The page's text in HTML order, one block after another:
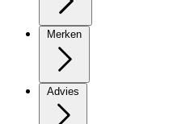
Merken
Advies